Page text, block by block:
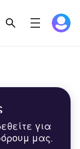
για
μας.